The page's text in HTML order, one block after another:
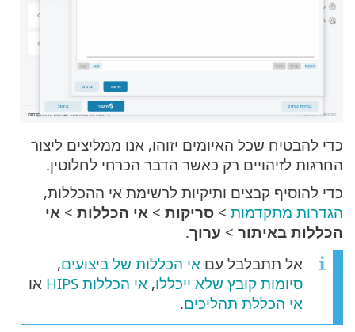
כדי להבטיח שכל האיומים יזוהו, אנו ממליצים ליצור
החרגות לזיהויים רק כאשר הדבר הכרחי לחלוטין.
כדי להוסיף קבצים ותיקיות לרשימת אי ההכללות,
הגדרות מתקדמות > סריקות > אי הכללות > אי
הכללות באיתור > ערוך.
אל תתבלבל עם אי הכללות של ביצועים,
סיומות קובץ שלא ייכללו, אי הכללות HIPS
או
אי הכללת תהליכים.